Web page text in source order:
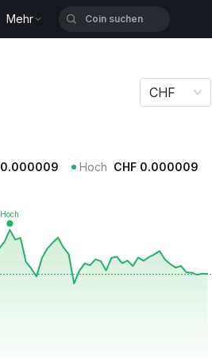
Mehr
CHF
0.000009 Hoch CHF 0.000009